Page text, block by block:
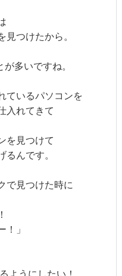
見つけたから。
多いですね。
ているパソコンを
入れてきて
を見つけて
るんです。
で見つけた時に
！」
ようにしたい！